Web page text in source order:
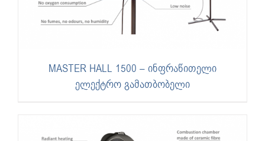
MASTER HALL 1500 – ინფრაწითელი
ელექტრო გამათბობელი